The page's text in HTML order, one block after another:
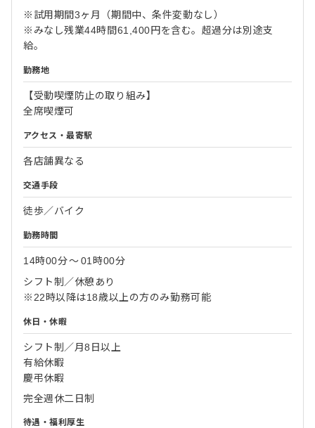
※試用期間3ヶ月（期間中、条件変動なし）
※みなし残業44時間61,400円を含む。超過分は別途支
給。
勤務地
【受動喫煙防止の取り組み】
全席喫煙可
アクセス・最寄駅
各店舗異なる
交通手段
徒歩／バイク
勤務時間
14時00分〜01時00分
シフト制／休憩あり
※22時以降は18歳以上の方のみ勤務可能
休日・休暇
シフト制／月8日以上
有給休暇
慶弔休暇
完全週休二日制
待遇・福利厚生